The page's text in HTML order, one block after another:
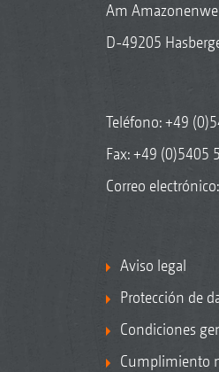
Am
D-49205
Teléfono:+49
Fax: +49 (0)5405
Correo electrónico:
Aviso legal
Protección de
Condiciones
Cumplimiento